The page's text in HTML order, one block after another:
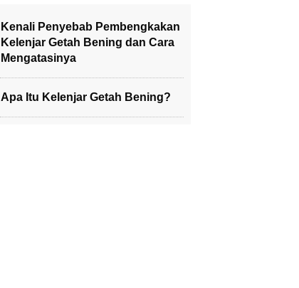
Kenali Penyebab Pembengkakan
Kelenjar Getah Bening dan Cara
Mengatasinya
Apa Itu Kelenjar Getah Bening?